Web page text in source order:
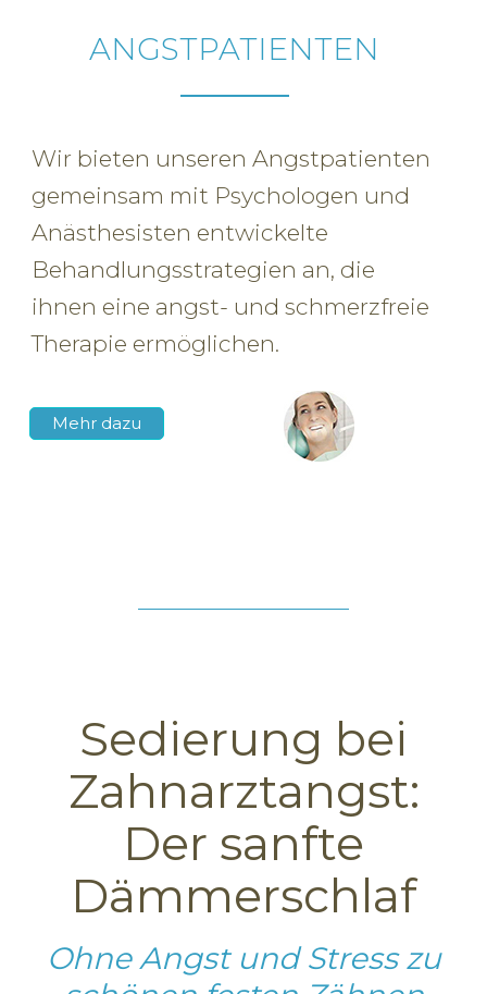
ANGSTPATIENTEN
Wir bieten unseren Angstpatienten
gemeinsam mit Psychologen und
Anästhesisten entwickelte
Behandlungsstrategien an, die
ihnen eine angst- und schmerzfreie
Therapie ermöglichen.
Mehr dazu
Sedierung bei
Zahnarztangst:
Der sanfte
Dämmerschlaf
Ohne Angst und Stress zu